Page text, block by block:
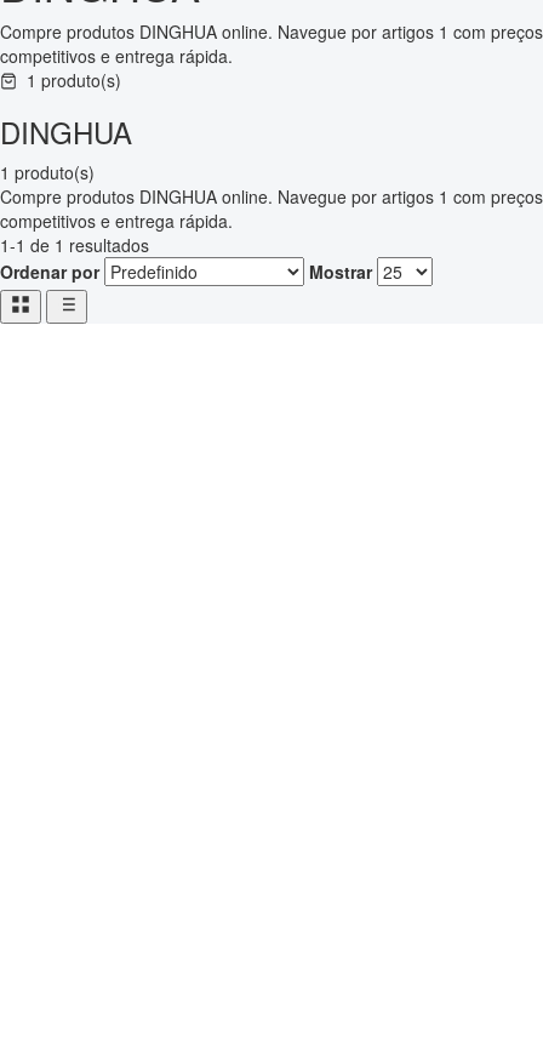
Compre produtos DINGHUA online. Navegue por artigos 1 com preços
competitivos e entrega rápida.
1 produto(s)
DINGHUA
1 produto(s)
Compre produtos DINGHUA online. Navegue por artigos 1 com preços
competitivos e entrega rápida.
1-1 de 1 resultados
Ordenar por
Mostrar